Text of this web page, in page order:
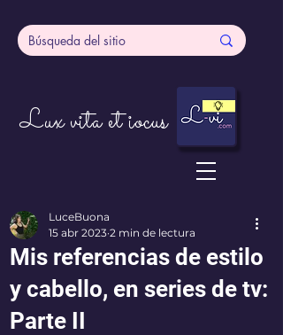
Lux vita et iocus
Mis referencias de estilo
y cabello, en series de tv:
Parte II
LuceBuona
15 abr 2023 2 min de lectura